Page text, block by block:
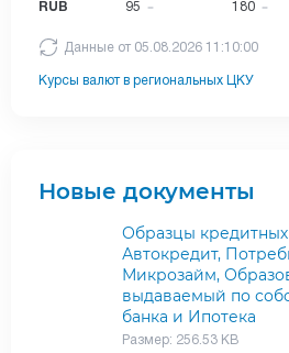
RUB 95 180
Данные от 05.08.2026 11:10:00
Курсы валют в региональных ЦКУ
Новые документы
Образцы
Автокредит,
Микрозайм,
выдаваемый по
банка и Ипотека
Размер: 256.53 KB